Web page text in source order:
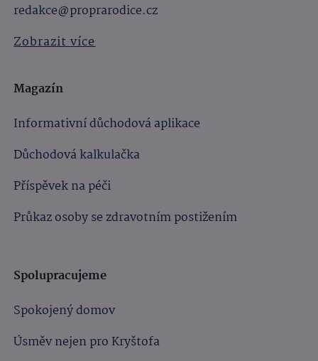
redakce@proprarodice.cz
Zobrazit více
Magazín
Informativní důchodová aplikace
Důchodová kalkulačka
Příspěvek na péči
Průkaz osoby se zdravotním postižením
Spolupracujeme
Spokojený domov
Úsměv nejen pro Kryštofa